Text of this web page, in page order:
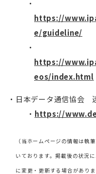
https://
e/guideline/
https://
eos/index.html
日本データ通信協会
https://
（当ホームページの情報は執
いております。掲載後の状況
に変更・更新する場合がありま